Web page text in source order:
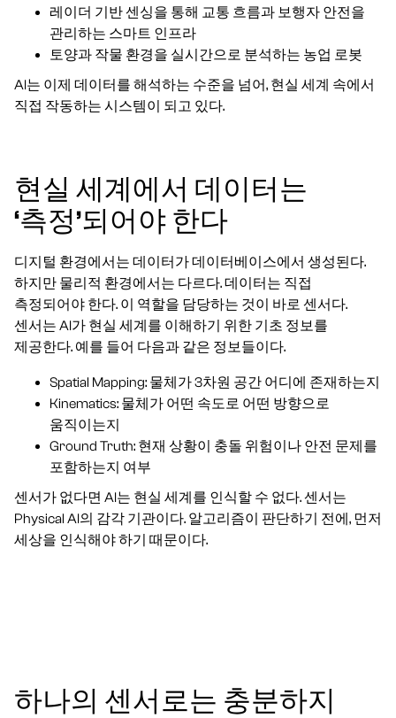
레이더 기반 센싱을 통해 교통 흐름과 보행자 안전을
관리하는 스마트 인프라
토양과 작물 환경을 실시간으로 분석하는 농업 로봇
AI는 이제 데이터를 해석하는 수준을 넘어, 현실 세계 속에서
직접 작동하는 시스템이 되고 있다.
현실 세계에서 데이터는
‘측정’되어야 한다
디지털 환경에서는 데이터가 데이터베이스에서 생성된다.
하지만 물리적 환경에서는 다르다. 데이터는 직접
측정되어야 한다. 이 역할을 담당하는 것이 바로 센서다.
센서는 AI가 현실 세계를 이해하기 위한 기초 정보를
제공한다. 예를 들어 다음과 같은 정보들이다.
Spatial Mapping: 물체가 3차원 공간 어디에 존재하는지
Kinematics: 물체가 어떤 속도로 어떤 방향으로
움직이는지
Ground Truth: 현재 상황이 충돌 위험이나 안전 문제를
포함하는지 여부
센서가 없다면 AI는 현실 세계를 인식할 수 없다. 센서는
Physical AI의 감각 기관이다. 알고리즘이 판단하기 전에, 먼저
세상을 인식해야 하기 때문이다.
하나의 센서로는 충분하지